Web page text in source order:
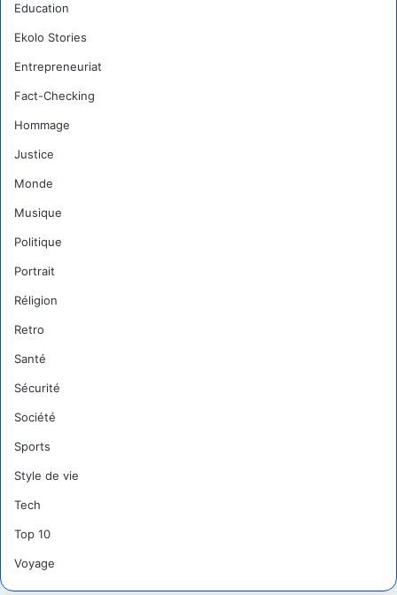
Education
Ekolo Stories
Entrepreneuriat
Fact-Checking
Hommage
Justice
Monde
Musique
Politique
Portrait
Réligion
Retro
Santé
Sécurité
Société
Sports
Style de vie
Tech
Top 10
Voyage